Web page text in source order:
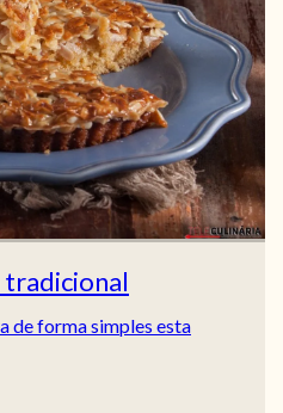
tradicional
de forma simples esta